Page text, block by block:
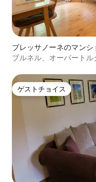
ブレッサノーネのマンシ
ブルネル、オーバートル
ゲストチョイス
ゲストチョイス